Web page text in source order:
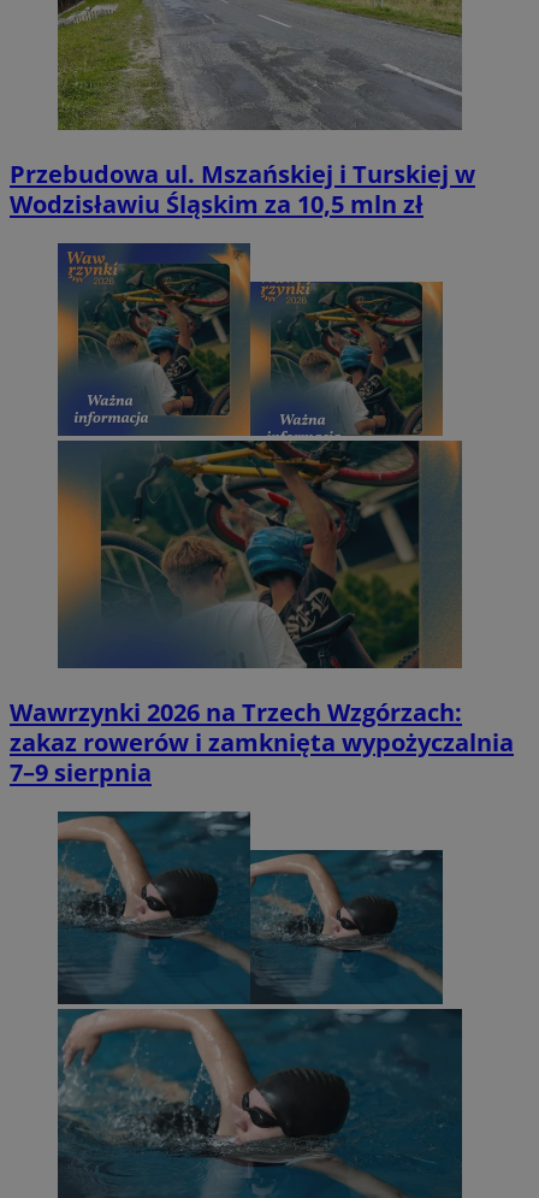
Przebudowa ul. Mszańskiej i Turskiej w
Wodzisławiu Śląskim za 10,5 mln zł
Wawrzynki 2026 na Trzech Wzgórzach:
zakaz rowerów i zamknięta wypożyczalnia
7–9 sierpnia